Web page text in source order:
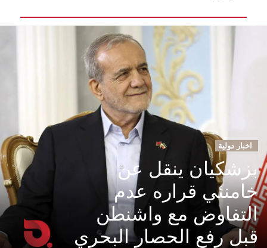
اخبار دولية
بزشكيان ينقل عن
خامنئي قراره عدم
التفاوض مع واشنطن
قبل رفع الحصار البحري